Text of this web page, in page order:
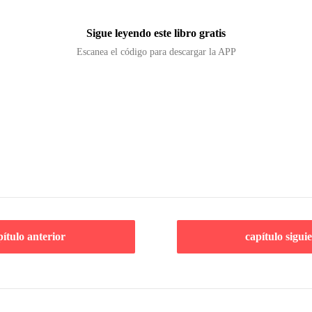
Sigue leyendo este libro gratis
Escanea el código para descargar la APP
anterior capítulo